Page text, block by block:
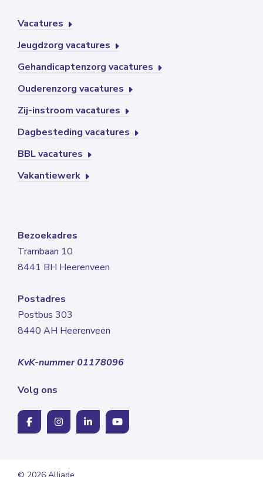
Vacatures
Jeugdzorg vacatures
Gehandicaptenzorg vacatures
Ouderenzorg vacatures
Zij-instroom vacatures
Dagbesteding vacatures
BBL vacatures
Vakantiewerk
Bezoekadres
Trambaan 10
8441 BH Heerenveen
Postadres
Postbus 303
8440 AH Heerenveen
KvK-nummer 01178096
Volg ons